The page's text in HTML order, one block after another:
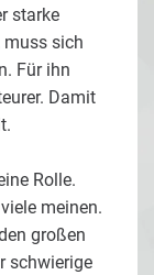
starke
muss sich
Für ihn
Damit
Rolle.
meinen.
großen
schwierige